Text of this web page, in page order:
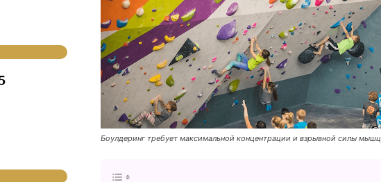
Боулдеринг требует максимальной концентрации и взрывной силы мышц